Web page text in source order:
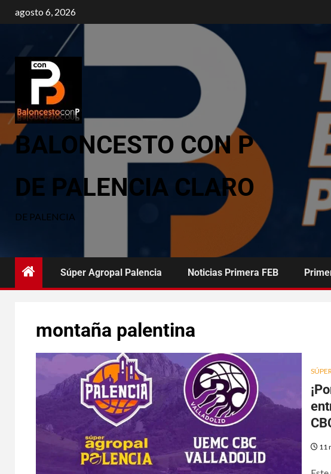
agosto 6, 2026
BALONCESTO CON P
DE PALENCIA CLARO
DE PALENCIA
Súper Agropal Palencia Noticias Primera FEB
montaña palentina
11